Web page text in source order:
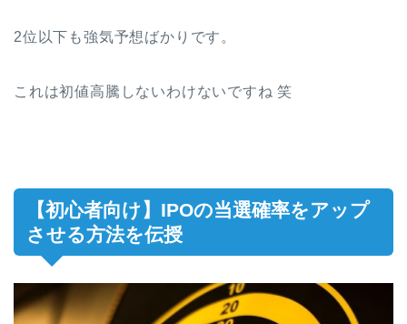
2位以下も強気予想ばかりです。
これは初値高騰しないわけないですね 笑
【初心者向け】IPOの当選確率をアップ
させる方法を伝授